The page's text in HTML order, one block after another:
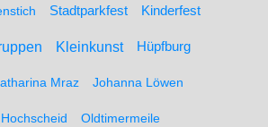
Stadtparkfest Kinderfest
Kleinkunst Hüpfburg
Mraz Johanna Löwen
Oldtimermeile